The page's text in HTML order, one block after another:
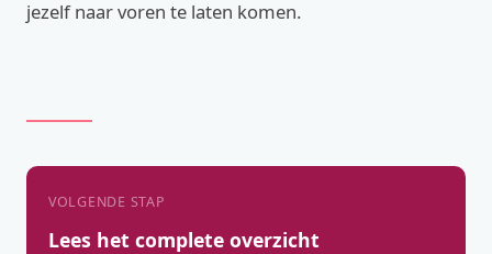
jezelf naar voren te laten komen.
VOLGENDE STAP
Lees het complete overzicht